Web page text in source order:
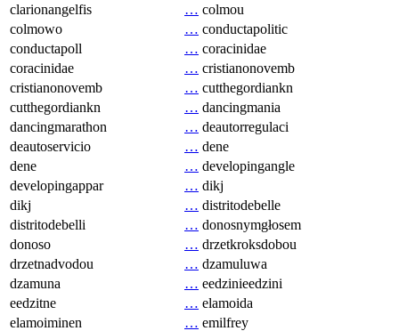
clarionangelfis
… colmou
colmowo
… conductapolitic
conductapoll
… coracinidae
coracinidae
… cristianonovemb
cristianonovemb
… cutthegordiankn
cutthegordiankn
… dancingmania
dancingmarathon
… deautorregulaci
deautoservicio
… dene
dene
… developingangle
developingappar
… dikj
dikj
… distritodebelle
distritodebelli
… donosnymgłosem
donoso
… drzetkroksdobou
drzetnadvodou
… dzamuluwa
dzamuna
… eedzinieedzini
eedzitne
… elamoida
elamoiminen
… emilfrey